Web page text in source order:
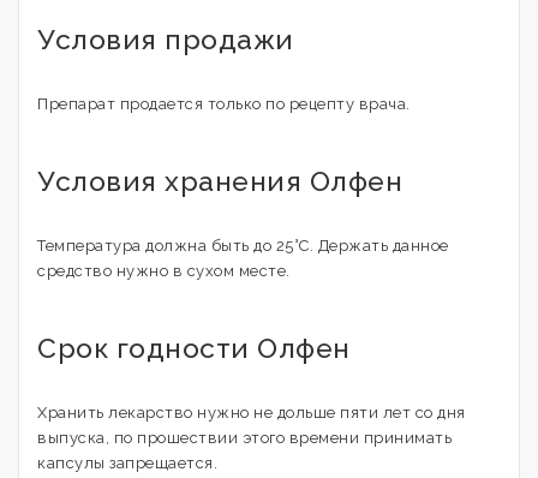
Условия продажи
Препарат продается только по рецепту врача.
Условия хранения Олфен
Температура должна быть до 25°C. Держать данное
средство нужно в сухом месте.
Срок годности Олфен
Хранить лекарство нужно не дольше пяти лет со дня
выпуска, по прошествии этого времени принимать
капсулы запрещается.